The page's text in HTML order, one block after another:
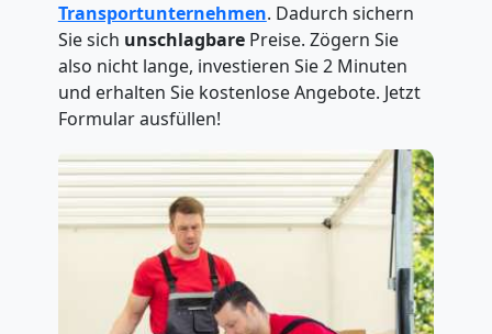
Transportunternehmen. Dadurch sichern
Sie sich unschlagbare Preise. Zögern Sie
also nicht lange, investieren Sie 2 Minuten
und erhalten Sie kostenlose Angebote. Jetzt
Formular ausfüllen!